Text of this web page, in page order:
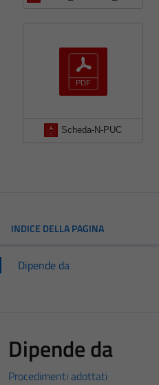
Scheda-N-PUC
INDICE DELLA PAGINA
Dipende da
Dipende da
Procedimenti adottati